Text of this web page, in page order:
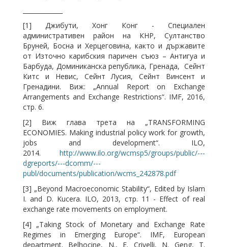
[1] Джибути, Хонг Конг - Специален
административен район на КНР, Султанство
Бруней, Босна и Херцеговина, както и държавите
от Източно карибския паричен съюз – Антигуа и
Барбуда, Доминиканска република, Гренада, Сейнт
Китс и Невис, Сейнт Лусия, Сейнт Винсент и
Гренадини. Виж: „Annual Report on Exchange
Arrangements and Exchange Restrictions“. IMF, 2016,
стр. 6.
[2] Виж глава трета на „TRANSFORMING
ECONOMIES. Making industrial policy work for growth,
jobs and development“. ILO,
2014. http://www.ilo.org/wcmsp5/groups/public/---
dgreports/---dcomm/---
publ/documents/publication/wcms_242878.pdf
[3] „Beyond Macroeconomic Stability“, Edited by Islam
I. and D. Kucera. ILO, 2013, стр. 11 - Effect of real
exchange rate movements on employment.
[4] „Taking Stock of Monetary and Exchange Rate
Regimes in Emerging Europe“. IMF, European
department. Belhocine, N., E. Crivelli, N. Geng, T.